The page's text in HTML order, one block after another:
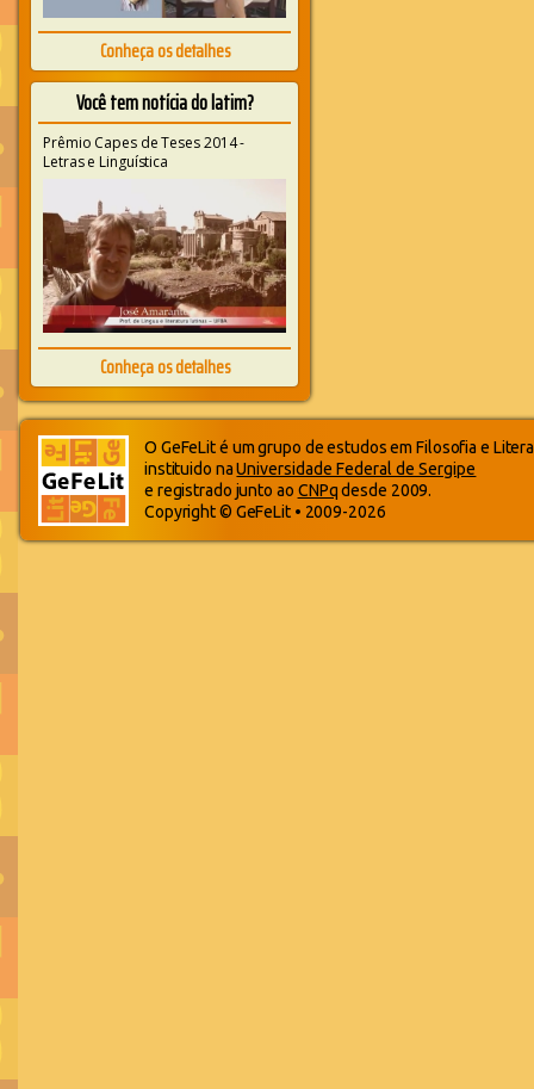
Conheça os detalhes
Você tem notícia do latim?
Prêmio Capes de Teses 2014 -
Letras e Linguística
Conheça os detalhes
O GeFeLit é um grupo de estudos em Filosofia e
instituido naUniversidade Federal de Sergipe
e registrado junto ao CNPqdesde 2009.
Copyright © GeFeLit • 2009-2026